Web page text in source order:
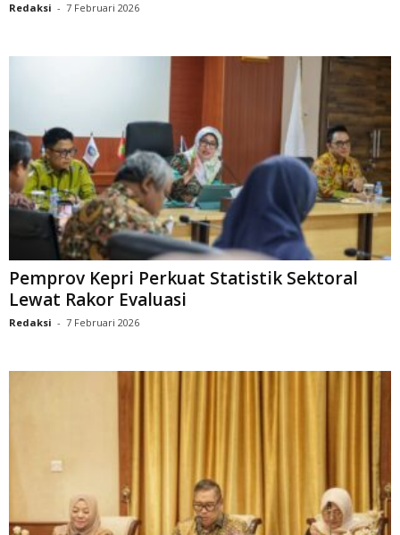
Redaksi - 7 Februari 2026
Pemprov Kepri Perkuat Statistik Sektoral
Lewat Rakor Evaluasi
Redaksi - 7 Februari 2026